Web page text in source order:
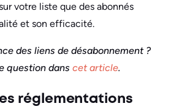
votre liste que des abonnés
et son efficacité.
des liens de désabonnement ?
question dans cet article.
réglementations